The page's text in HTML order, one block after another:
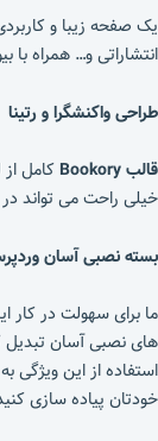
یک صفحه زیبا و
انتشاراتی و… همراه
طراحی واکنشگرا و رتینا
قالب Bookory
کامل
خیلی راحت می تواند
بسته نصبی آسان
های نصبی آسان تبدیل
استفاده از این ویژگی
خودتان پیاده سازی